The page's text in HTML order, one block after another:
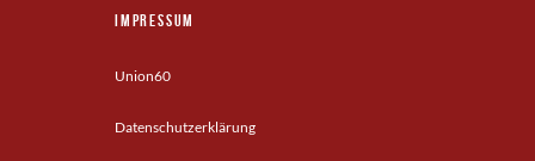
Impressum
Union60
Datenschutzerklärung